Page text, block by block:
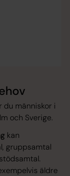
du människor i
och Sverige.
kan
gruppsamtal
äldre